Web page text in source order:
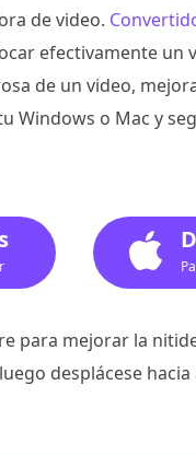
de video.
efectivamente un
de un video,
Windows o Mac y
para mejorar la
desplácese